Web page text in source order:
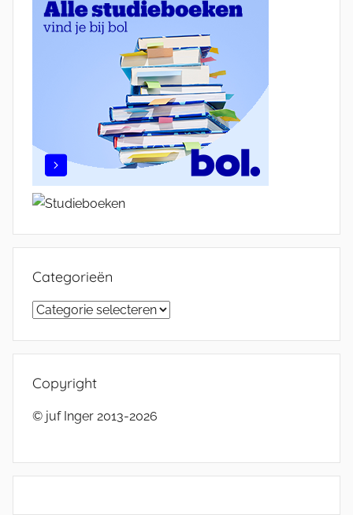
Categorieën
Categorieën
Copyright
© juf Inger 2013-2026